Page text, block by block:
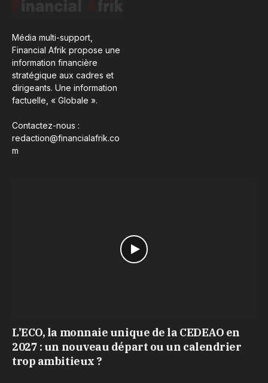
Média multi-support,
Financial Afrik propose une
information financière
stratégique aux cadres et
dirigeants. Une information
factuelle, « Globale ».
Contactez-nous :
redaction@financialafrik.co
m
L’ECO, la monnaie unique de la CEDEAO en
2027 : un nouveau départ ou un calendrier
trop ambitieux ?